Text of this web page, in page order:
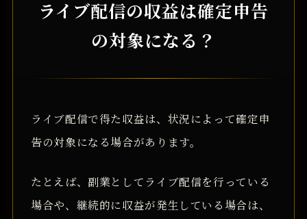
ライブ配信の収益は確定申告
の対象になる？
ライブ配信で得た収益は、状況によって確定申
告の対象になる場合があります。
たとえば、副業としてライブ配信を行っている
場合や、継続的に収益が発生している場合は、